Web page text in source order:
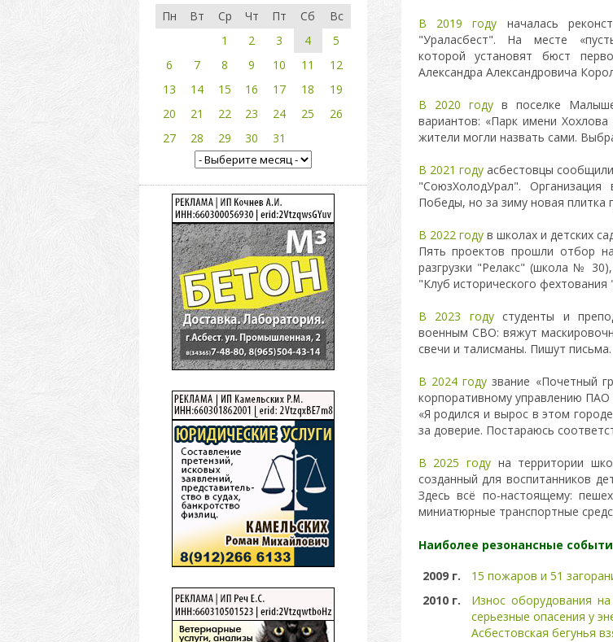
В 2019 году началась
"Ураласбест". На месте
которой установят бюст
Александра Александровича
В 2020 годув поселке
вариантов: «Парк имени
жители могли назвать сами.
В 2021 годуасбестовцы сообщили
"СоюзХолодУрал". Организация
Победы, но за зиму новая плитка
В 2022 годув школах и детских
Пять проектов прошли отбор
разгрузки "Релакс" (школа №
"Клуб исторического
В 2023 годустуденты и
военным СВО: вяжут
свечи и талисманы. Пишут письма.
В 2024 году звание «Почетный
корпоративному управлению ПАО
«Я родился и вырос в этом
за доверие. Постараюсь
В 2025 годуна территории
созданный для воспитанников
Здесь всё по-настоящему:
миниатюрные транспортные
Наиболее резонансные
2009 г.
15 пожаров и 51
2010 г.
Износ оборудования
серьезные опасения у
Асбестовская бегунья
Пн
Вт Ср Чт Пт Сб
Вс
1
2 3 4
5
6
7 8 9 10 11
12
13
14 15 16 17 18
19
20
21 22 23 24 25
26
27
28 29 30 31